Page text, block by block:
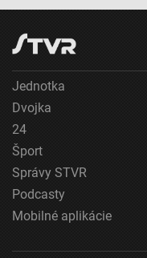
Jednotka
Dvojka
24
Šport
Správy STVR
Podcasty
Mobilné aplikácie